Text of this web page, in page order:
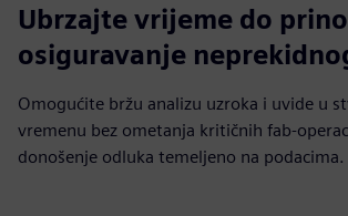
Ubrzajte vrijeme do
osiguravanje
Omogućite bržu analizu uzroka i uvide u
vremenu bez ometanja kritičnih fab-
donošenje odluka temeljeno na podacima.